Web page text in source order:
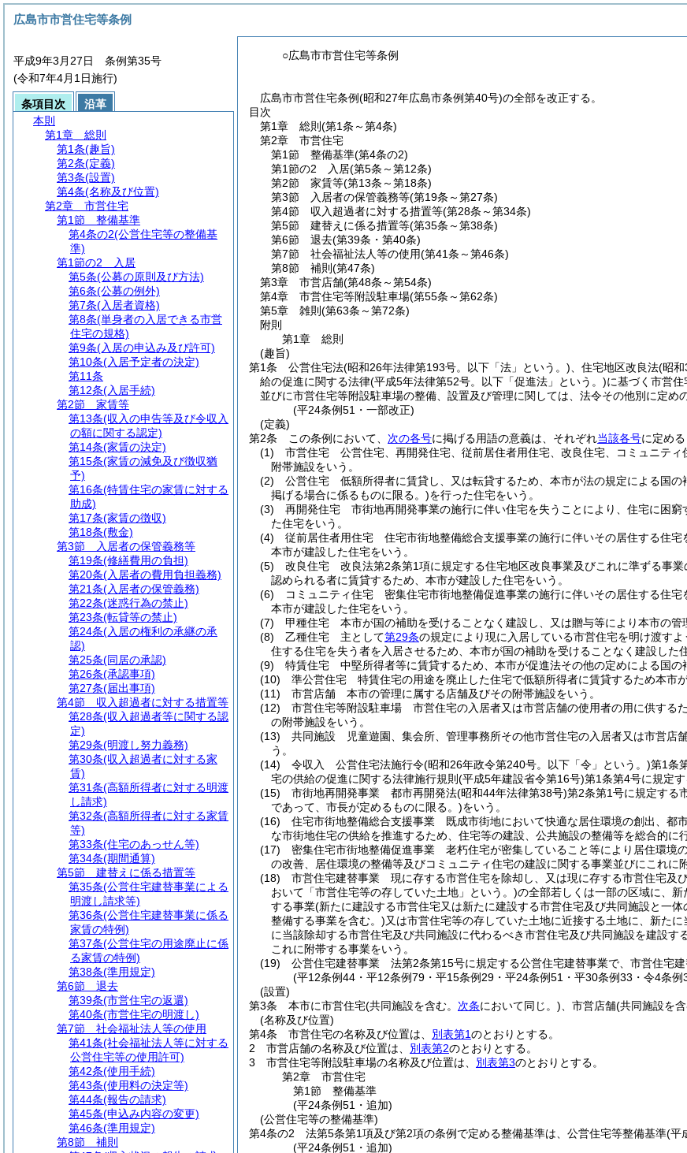
○広島市市営住宅等条例
広島市市営住宅条例(昭和27年広島市条例第40号)の全部を改正する。
目次
第1章
総則 (第1条～第4条)
第2章
市営住宅
第1節
整備基準(第4条の2)
第1節の2
入居(第5条～第12条)
第2節
家賃等(第13条～第18条)
第3節
入居者の保管義務等(第19条～第27条)
第4節
収入超過者に対する措置等(第28条～第34条)
第5節
建替えに係る措置等(第35条～第38条)
第6節
退去(第39条・第40条)
第7節
社会福祉法人等の使用(第41条～第46条)
第8節
補則 (第47条)
第3章
市営店舗(第48条～第54条)
第4章
市営住宅等附設駐車場(第55条～第62条)
第5章
雑則 (第63条～第72条)
附則
第1章
総則
(趣旨)
第1条
公営住宅法(昭和26年法律第193号。以下「法」という。) 、住宅地区改良法(昭和
給の促進に関する法律(平成5年法律第52号。以下「促進法」という。)に基づく市営
並びに市営住宅等附設駐車場の整備、設置及び管理に関しては、法令その他別に定め
(平24条例51・一部改正)
(定義)
第2条
この条例において、 次の各号に掲げる用語の意義は、それぞれ当該各号に定める
(1)
市営住宅 公営住宅、再開発住宅、従前居住者用住宅、改良住宅、コミュニテ
附帯施設をいう。
(2)
公営住宅 低額所得者に賃貸し、又は転貸するため、本市が法の規定による国の
掲げる場合に係るものに限る。)を行った住宅をいう。
(3)
再開発住宅 市街地再開発事業の施行に伴い住宅を失うことにより、住宅に困
た住宅をいう。
(4)
従前居住者用住宅 住宅市街地整備総合支援事業の施行に伴いその居住する住宅
本市が建設した住宅をいう。
(5)
改良住宅 改良法第2条第1項に規定する住宅地区改良事業及びこれに準ずる事
認められる者に賃貸するため、本市が建設した住宅をいう。
(6)
コミュニティ住宅 密集住宅市街地整備促進事業の施行に伴いその居住する住宅
本市が建設した住宅をいう。
(7)
甲種住宅 本市が国の補助を受けることなく建設し、又は贈与等により本市の管
(8)
乙種住宅 主として第29条の規定により現に入居している市営住宅を明け渡す
住する住宅を失う者を入居させるため、本市が国の補助を受けることなく建設した
(9)
特賃住宅 中堅所得者等に賃貸するため、本市が促進法その他の定めによる国の
(10)
準公営住宅 特賃住宅の用途を廃止した住宅で低額所得者に賃貸するため本市が
(11)
市営店舗 本市の管理に属する店舗及びその附帯施設をいう。
(12)
市営住宅等附設駐車場 市営住宅の入居者又は市営店舗の使用者の用に供する
の附帯施設をいう。
(13)
共同施設 児童遊園、集会所、管理事務所その他市営住宅の入居者又は市営店
う。
(14)
令収入 公営住宅法施行令(昭和26年政令第240号。以下「令」という。)第1条
宅の供給の促進に関する法律施行規則 (平成5年建設省令第16号)第1条第4号に規定
(15)
市街地再開発事業 都市再開発法(昭和44年法律第38号)第2条第1号に規定する
であって、市長が定めるものに限る。)をいう。
(16)
住宅市街地整備総合支援事業 既成市街地において快適な居住環境の創出、都
な市街地住宅の供給を推進するため、住宅等の建設、公共施設の整備等を総合的に
(17)
密集住宅市街地整備促進事業 老朽住宅が密集していること等により居住環境
の改善、居住環境の整備等及びコミュニティ住宅の建設に関する事業並びにこれに
(18)
市営住宅建替事業 現に存する市営住宅を除却し、又は現に存する市営住宅及
おいて「市営住宅等の存していた土地」という。)の全部若しくは一部の区域に、
する事業(新たに建設する市営住宅又は新たに建設する市営住宅及び共同施設と一
整備する事業を含む。)又は市営住宅等の存していた土地に近接する土地に、新た
に当該除却する市営住宅及び共同施設に代わるべき市営住宅及び共同施設を建設す
これに附帯する事業をいう。
(19)
公営住宅建替事業 法第2条第15号に規定する公営住宅建替事業で、市営住宅建
(平12条例44・平12条例79・平15条例29・平24条例51・平30条例33・令4条例
(設置)
第3条
本市に市営住宅(共同施設を含む。 次条において同じ。) 、市営店舗(共同施設を含
(名称及び位置)
第4条
市営住宅の名称及び位置は、 別表第1のとおりとする。
2
市営店舗の名称及び位置は、 別表第2のとおりとする。
3
市営住宅等附設駐車場の名称及び位置は、 別表第3のとおりとする。
第2章
市営住宅
第1節
整備基準
(平24条例51・追加)
(公営住宅等の整備基準)
第4条の2
法第5条第1項及び第2項の条例で定める整備基準は、公営住宅等整備基準(平
(平24条例51・追加)
広島市市営住宅等条例
平成9年3月27日 条例第35号
(令和7年4月1日施行)
条項目次
沿革
本則
第1章
総則
第1条(趣旨)
第2条(定義)
第3条(設置)
第4条(名称及び位置)
第2章
市営住宅
第1節
整備基準
第4条の2(公営住宅等の整備基
準)
第1節の2
入居
第5条(公募の原則及び方法)
第6条(公募の例外)
第7条(入居者資格)
第8条(単身者の入居できる市営
住宅の規格)
第9条(入居の申込み及び許可)
第10条(入居予定者の決定)
第11条
第12条(入居手続)
第2節
家賃等
第13条(収入の申告等及び令収入
の額に関する認定)
第14条(家賃の決定)
第15条(家賃の減免及び徴収猶
予)
第16条(特賃住宅の家賃に対する
助成)
第17条(家賃の徴収)
第18条(敷金)
第3節
入居者の保管義務等
第19条(修繕費用の負担)
第20条(入居者の費用負担義務)
第21条(入居者の保管義務)
第22条(迷惑行為の禁止)
第23条(転貸等の禁止)
第24条(入居の権利の承継の承
認)
第25条(同居の承認)
第26条(承認事項)
第27条(届出事項)
第4節
収入超過者に対する措置等
第28条(収入超過者等に関する認
定)
第29条(明渡し努力義務)
第30条(収入超過者に対する家
賃)
第31条(高額所得者に対する明渡
し請求)
第32条(高額所得者に対する家賃
等)
第33条(住宅のあっせん等)
第34条(期間通算)
第5節
建替えに係る措置等
第35条(公営住宅建替事業による
明渡し請求等)
第36条(公営住宅建替事業に係る
家賃の特例)
第37条(公営住宅の用途廃止に係
る家賃の特例)
第38条(準用規定)
第6節
退去
第39条(市営住宅の返還)
第40条(市営住宅の明渡し)
第7節
社会福祉法人等の使用
第41条(社会福祉法人等に対する
公営住宅等の使用許可)
第42条(使用手続)
第43条(使用料の決定等)
第44条(報告の請求)
第45条(申込み内容の変更)
第46条(準用規定)
第8節
補則